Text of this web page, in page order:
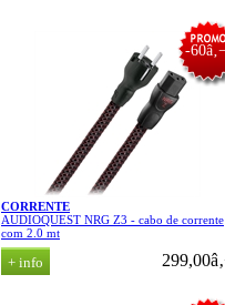
CORRENTE
AUDIOQUEST NRG Z3 - cabo de corrente
com 2.0 mt
-